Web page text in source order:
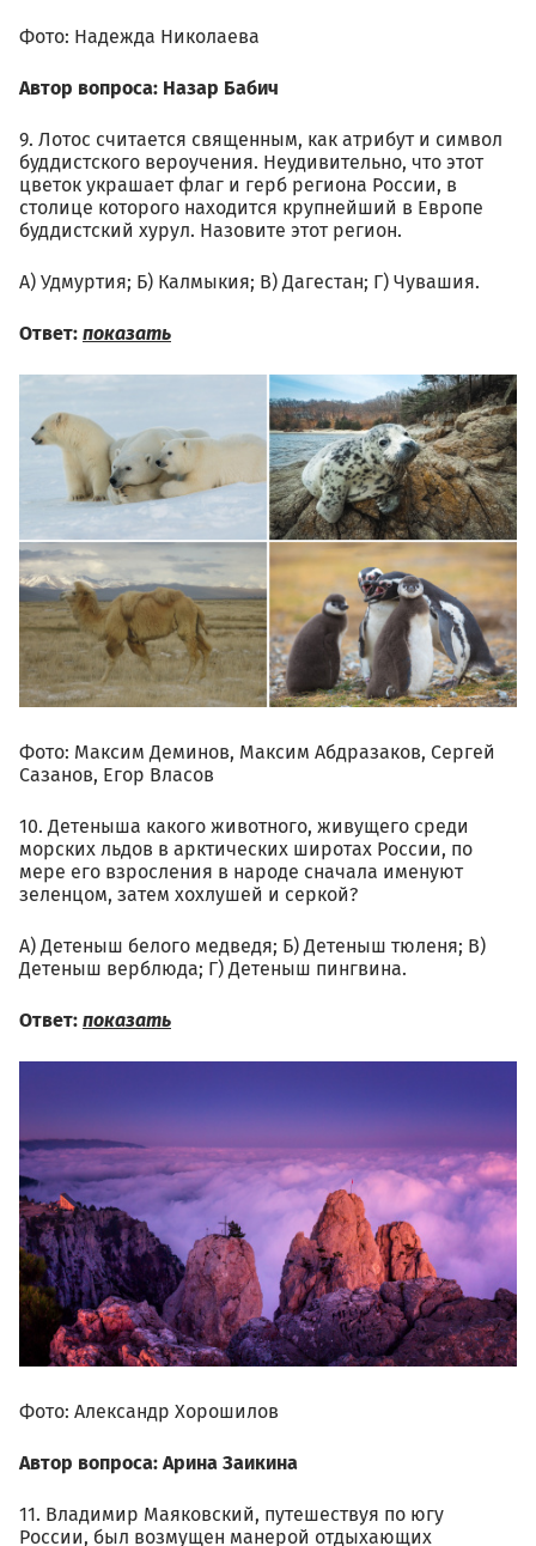
Фото: Надежда Николаева
Автор вопроса: Назар Бабич
9. Лотос считается священным, как атрибут и символ
буддистского вероучения. Неудивительно, что этот
цветок украшает флаг и герб региона России, в
столице которого находится крупнейший в Европе
буддистский хурул. Назовите этот регион.
А) Удмуртия; Б) Калмыкия; В) Дагестан; Г) Чувашия.
Ответ: показать
Фото: Максим Деминов, Максим Абдразаков, Сергей
Сазанов, Егор Власов
10. Детеныша какого животного, живущего среди
морских льдов в арктических широтах России, по
мере его взросления в народе сначала именуют
зеленцом, затем хохлушей и серкой?
А) Детеныш белого медведя; Б) Детеныш тюленя; В)
Детеныш верблюда; Г) Детеныш пингвина.
Ответ: показать
Фото: Александр Хорошилов
Автор вопроса: Арина Заикина
11. Владимир Маяковский, путешествуя по югу
России, был возмущен манерой отдыхающих